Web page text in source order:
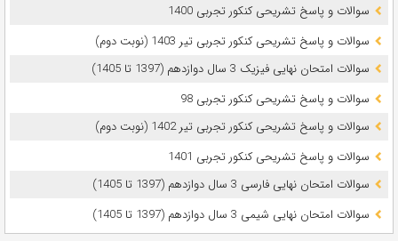
سوالات و پاسخ تشریحی کنکور تجربی 1400
سوالات و پاسخ تشریحی کنکور تجربی تیر 1403 (نوبت دوم)
سوالات امتحان نهایی فیزیک 3 سال دوازدهم (1397 تا 1405)
سوالات و پاسخ تشریحی کنکور تجربی 98
سوالات و پاسخ تشریحی کنکور تجربی تیر 1402 (نوبت دوم)
سوالات و پاسخ تشریحی کنکور تجربی 1401
سوالات امتحان نهایی فارسی 3 سال دوازدهم (1397 تا 1405)
سوالات امتحان نهایی شیمی 3 سال دوازدهم (1397 تا 1405)